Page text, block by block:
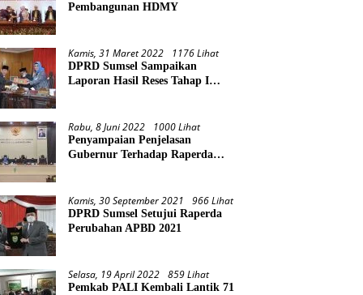
Pembangunan HDMY
Kamis, 31 Maret 2022 1176 Lihat
DPRD Sumsel Sampaikan
Laporan Hasil Reses Tahap I
Rabu, 8 Juni 2022 1000 Lihat
Penyampaian Penjelasan
Gubernur Terhadap Raperda
Kamis, 30 September 2021 966 Lihat
DPRD Sumsel Setujui Raperda
Perubahan APBD 2021
Selasa, 19 April 2022 859 Lihat
Pemkab PALI Kembali Lantik 71